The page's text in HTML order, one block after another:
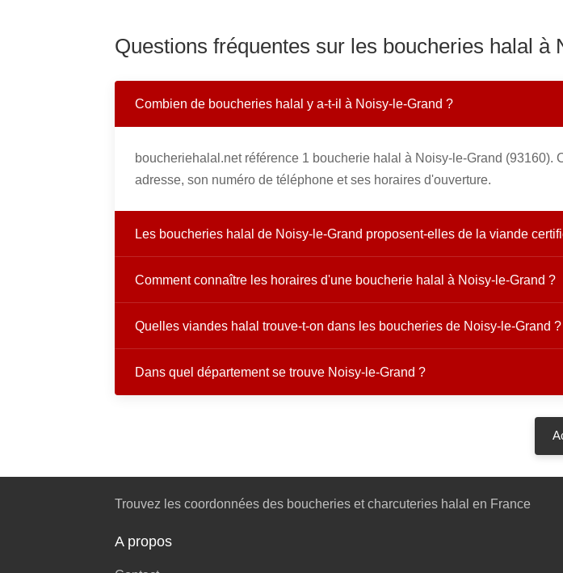
Questions fréquentes sur les boucheries halal à
Combien de boucheries halal y a-t-il à Noisy-le-Grand ?
boucheriehalal.net référence 1 boucherie halal à Noisy-le-Grand
adresse, son numéro de téléphone et ses horaires d'ouverture.
Les boucheries halal de Noisy-le-Grand proposent-elles de la viande
Comment connaître les horaires d'une boucherie halal à Noisy-le-Grand ?
Quelles viandes halal trouve-t-on dans les boucheries de Noisy-le-Grand ?
Dans quel département se trouve Noisy-le-Grand ?
Trouvez les coordonnées des boucheries et charcuteries halal en France
A propos